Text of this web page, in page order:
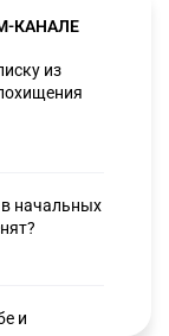
КАНАЛЕ
из
начальных
и